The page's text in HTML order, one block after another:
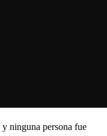
y ninguna persona fue